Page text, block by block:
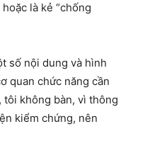
là kẻ “chống
số nội dung và hình
quan chức năng cần
không bàn, vì thông
kiểm chứng, nên